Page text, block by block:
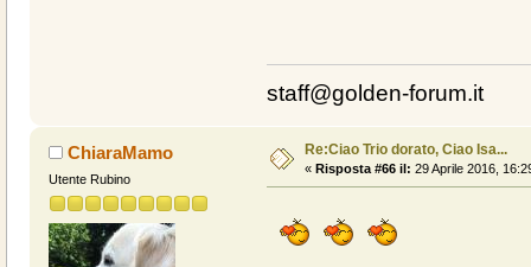
staff@golden-forum.it
ChiaraMamo
Utente Rubino
Re:Ciao Trio dorato, Ciao Isa...
« Risposta #66 il: 29 Aprile 2016,